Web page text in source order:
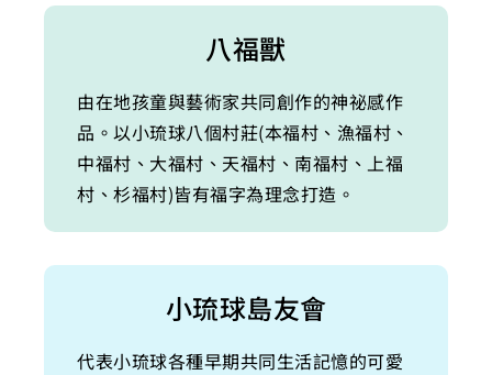
八福獸
由在地孩童與藝術家共同創作的神祕感作
品。以小琉球八個村莊(本福村、漁福村、
中福村、大福村、天福村、南福村、上福
村、杉福村)皆有福字為理念打造。
小琉球島友會
代表小琉球各種早期共同生活記憶的可愛